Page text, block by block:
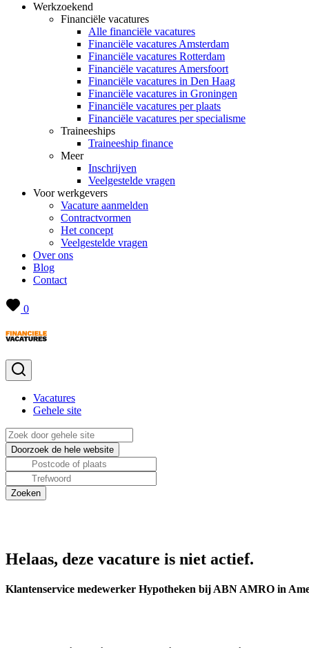
Werkzoekend
Financiële vacatures
Alle financiële vacatures
Financiële vacatures Amsterdam
Financiële vacatures Rotterdam
Financiële vacatures Amersfoort
Financiële vacatures in Den Haag
Financiële vacatures in Groningen
Financiële vacatures per plaats
Financiële vacatures per specialisme
Traineeships
Traineeship finance
Meer
Inschrijven
Veelgestelde vragen
Voor werkgevers
Vacature aanmelden
Contractvormen
Het concept
Veelgestelde vragen
Over ons
Blog
Contact
0
Vacatures
Gehele site
Helaas, deze vacature is niet actief.
Klantenservice medewerker Hypotheken bij ABN AMRO in